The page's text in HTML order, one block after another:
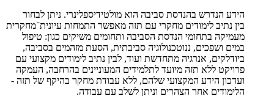
הידע הנדרש בהנדסת סביבה הוא מולטידיספלינרי. ניתן לבחור
בין נתיב לימודים מחקרי עם תזה מאפשר התמחות עיונית־מחקרית
מעמיקה בתחומי הנדסת הסביבה ותחומים משיקים כגון: טיפול
במים ושפכים, ננוטכנולוגיה סביבתית, הסעת מזהמים בסביבה,
ביודלקים, אנרגיה מתחדשת ועוד, לבין נתיב לימודים מקצועי עם
פרויקט ללא תזה מיועד לתלמידים המעוניינים בהרחבה, העמקה
ועדכון הידע המקצועי שלהם, ללא עבודת מחקר בהיקף של תזה -
הלימודים אחר הצהרים וניתן לשלב עם עבודה.